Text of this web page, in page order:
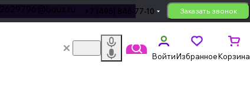
+7 (495) 846-77-10 Заказать звонок
ВойтиИзбранноеКорзина